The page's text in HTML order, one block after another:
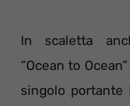
In scaletta
“Ocean to
singolo portante